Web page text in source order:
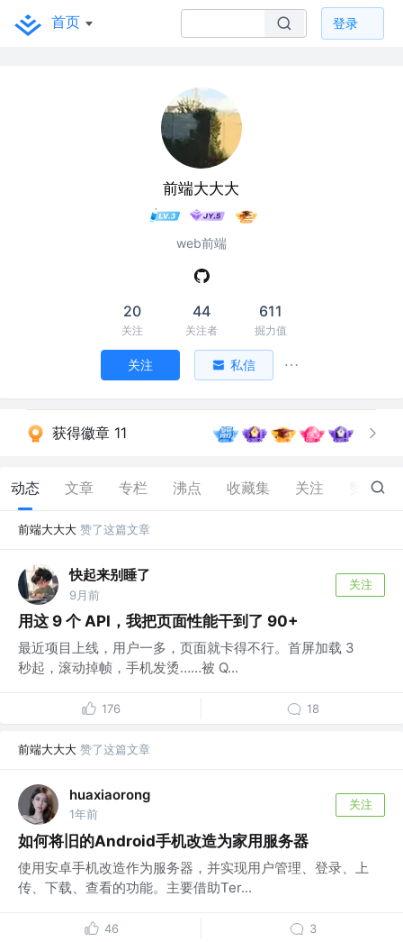
首页 登录
前端大大大
web前端
20
关注
44
关注者
611
掘力值
关注 私信
获得徽章 11
动态 文章 专栏 沸点 收藏集 关注 557
前端大大大 赞了这篇文章
快起来别睡了
9月前
关注
用这 9 个 API，我把页面性能干到了 90+
最近项目上线，用户一多，页面就卡得不行。首屏加载 3
秒起，滚动掉帧，手机发烫……被 Q...
176 18
前端大大大 赞了这篇文章
huaxiaorong
1年前
关注
如何将旧的Android手机改造为家用服务器
使用安卓手机改造作为服务器，并实现用户管理、登录、上
传、下载、查看的功能。主要借助Ter...
46 3